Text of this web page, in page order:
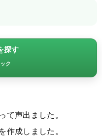
探す
ク
て声出ました。
作成しました。